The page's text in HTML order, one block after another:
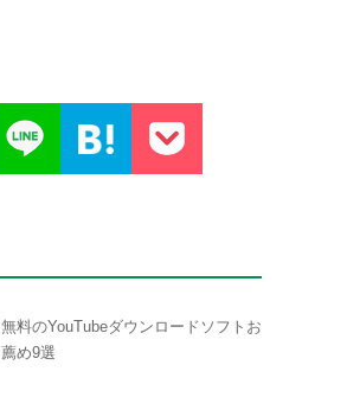
無料のYouTubeダウンロードソフトお
薦め9選